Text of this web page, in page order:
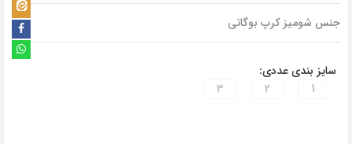
جنس شومیز کرپ بوگاتی
سایز بندی عددی:
1
2
3